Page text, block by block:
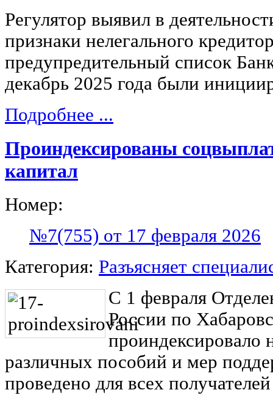
Регулятор выявил в
признаки нелегального
предупредительный список
декабрь 2025 года были
Подробнее ...
Проиндексированы
капитал
Номер:
№7(755) от 17 февраля 2026
Категория: Разъясняет
С 1 февраля
России по
проиндексировало
различных пособий и мер
проведено для всех